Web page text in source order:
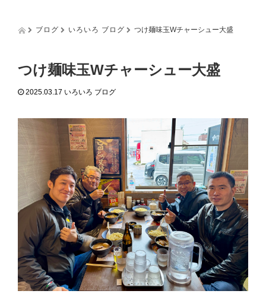
t
ブログ いろいろ ブログ つけ麺味玉Wチャーシュー大盛
つけ麺味玉Wチャーシュー大盛
2025.03.17 いろいろ ブログ